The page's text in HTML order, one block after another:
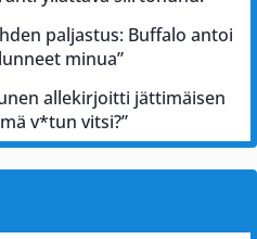
paljastus: Buffalo antoi
minua”
allekirjoitti jättimäisen
v*tun vitsi?”